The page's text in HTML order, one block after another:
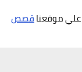
علي موقعناقصص